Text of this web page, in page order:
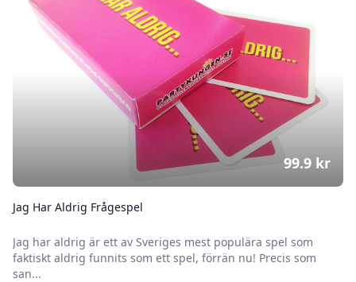
Jag Har Aldrig Frågespel
Jag har aldrig är ett av Sveriges mest populära spel som
faktiskt aldrig funnits som ett spel, förrän nu! Precis som
san...
99.9 kr